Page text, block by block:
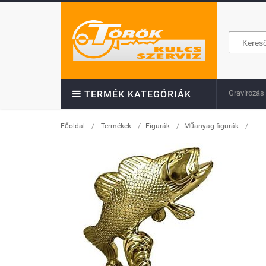
TERMÉK KATEGÓRIÁK Gravírozás
Főoldal / Termékek / Figurák / Műanyag figurák /